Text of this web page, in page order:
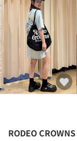
RODEO CROWNS